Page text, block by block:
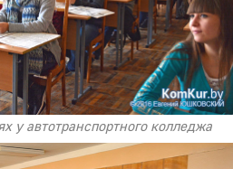
у автотранспортного колледжа